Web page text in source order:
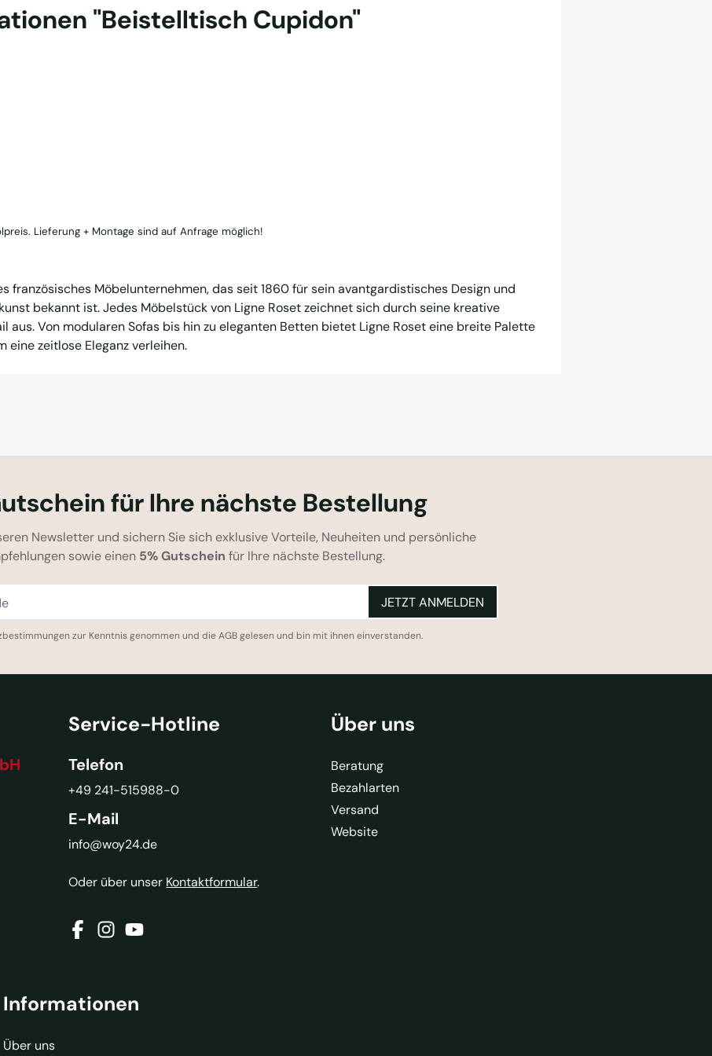
"Beistelltisch Cupidon"
Lieferung + Montage sind auf Anfrage möglich!
französisches Möbelunternehmen, das seit 1860 für sein avantgardistisches Design und
bekannt ist. Jedes Möbelstück von Ligne Roset zeichnet sich durch seine kreative
aus. Von modularen Sofas bis hin zu eleganten Betten bietet Ligne Roset eine breite Palette
eine zeitlose Eleganz verleihen.
für Ihre nächste Bestellung
Newsletter und sichern Sie sich exklusive Vorteile, Neuheiten und persönliche
sowie einen 5% Gutschein für Ihre nächste Bestellung.
JETZT ANMELDEN
zur Kenntnis genommen und dieAGBgelesen und bin mit ihnen einverstanden.
Service-Hotline
Telefon
+49 241-515988-0
E-Mail
info@woy24.de
Oder über unser Kontaktformular.
Über uns
Beratung
Bezahlarten
Versand
Website
Informationen
Über uns